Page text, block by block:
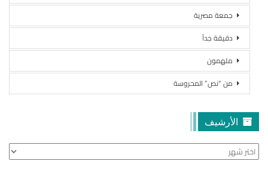
جمعة مصرية
دقيقة جداً
ملهمون
من “نص” المحروسة
الأرشيف
الأرشيف